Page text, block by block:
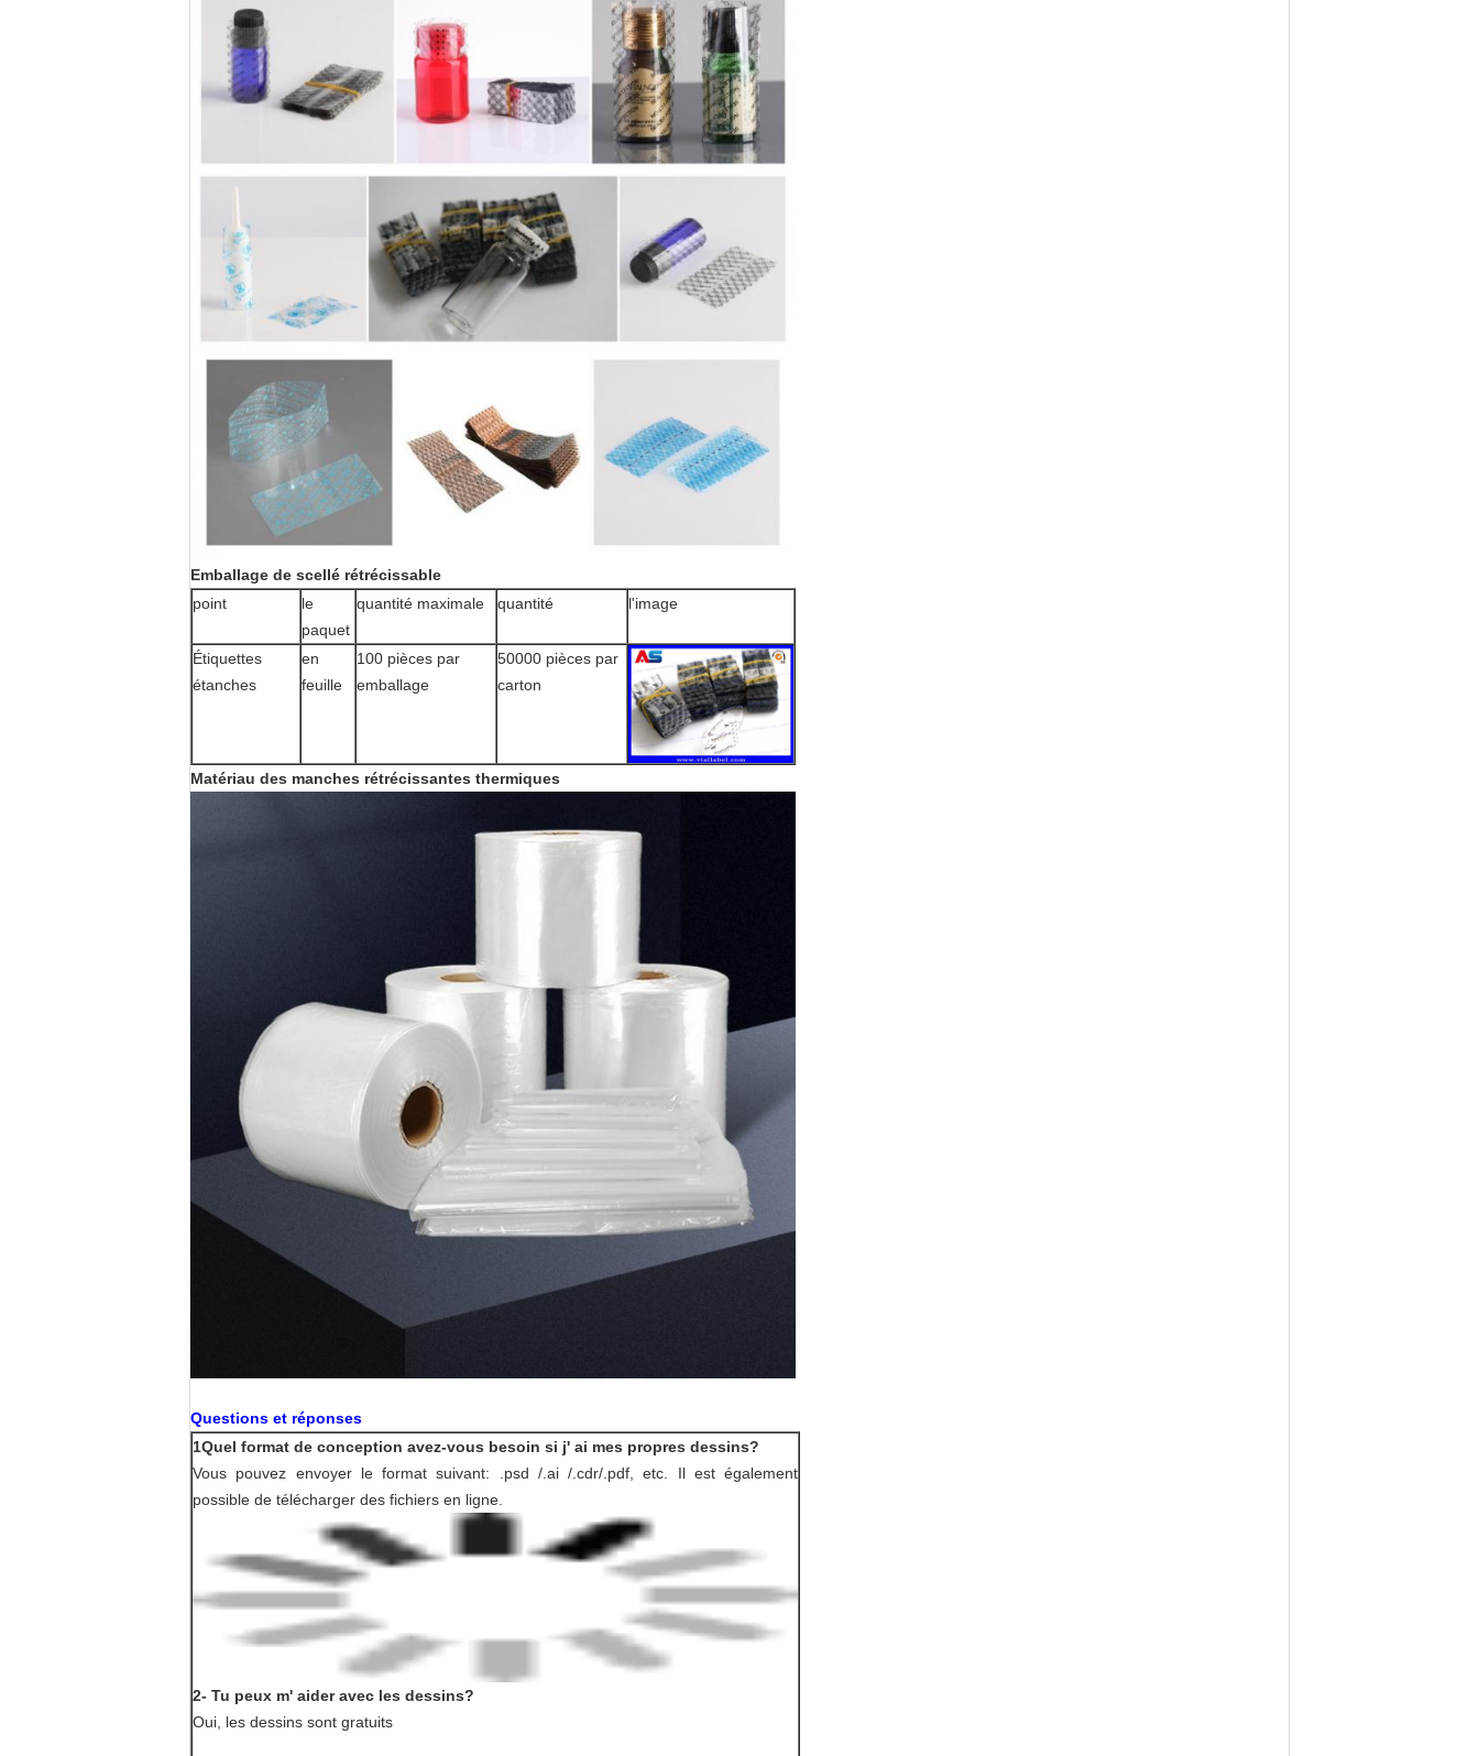
Emballage de scellé rétrécissable
point
le
paquet
quantité maximale quantité l'image
Étiquettes
étanches
en
feuille
100 pièces par
emballage
50000 pièces par
carton
Matériau des manches rétrécissantes thermiques
Questions et réponses
1Quel format de conception avez-vous besoin si j' ai mes propres dessins?
Vous pouvez envoyer le format suivant: .psd /.ai /.cdr/.pdf, etc. Il est également
possible de télécharger des fichiers en ligne.
2- Tu peux m' aider avec les dessins?
Oui, les dessins sont gratuits